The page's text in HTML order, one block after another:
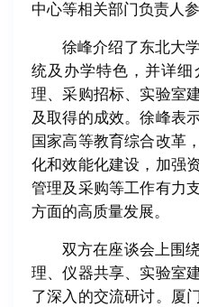
中心等相关部门负责人
徐峰介绍了东北大
统及办学特色，并详
理、采购招标、实验室
及取得的成效。徐峰表
国家高等教育综合改革
化和效能化建设，加强
管理及采购等工作有力
方面的高质量发展。
双方在座谈会上围
理、仪器共享、实验室
了深入的交流研讨。厦